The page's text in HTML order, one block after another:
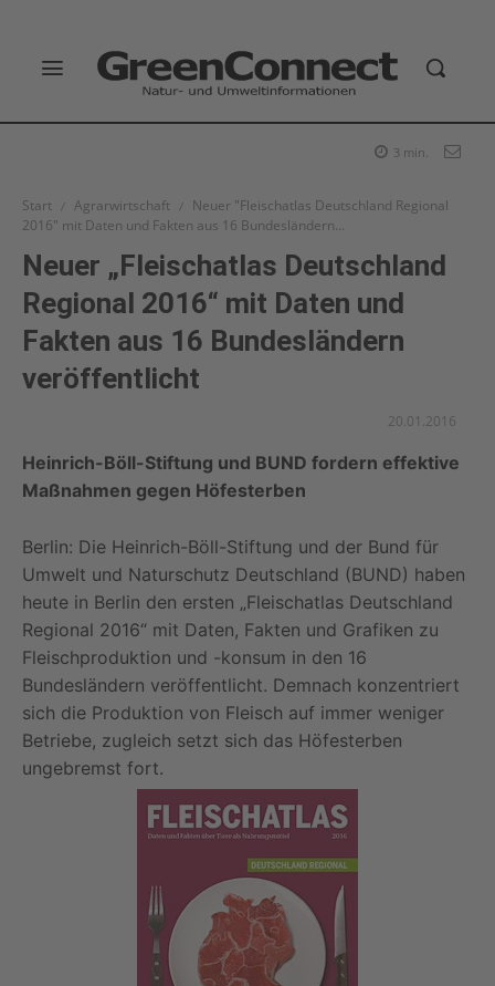
3 min.
Start Agrarwirtschaft
Neuer "Fleischatlas Deutschland Regional
2016" mit Daten und Fakten aus 16 Bundesländern...
Neuer „Fleischatlas Deutschland
Regional 2016“ mit Daten und
Fakten aus 16 Bundesländern
veröffentlicht
20.01.2016
Heinrich-Böll-Stiftung und BUND fordern effektive
Maßnahmen gegen Höfesterben
Berlin: Die Heinrich-Böll-Stiftung und der Bund für
Umwelt und Naturschutz Deutschland (BUND) haben
heute in Berlin den ersten „Fleischatlas Deutschland
Regional 2016“ mit Daten, Fakten und Grafiken zu
Fleischproduktion und -konsum in den 16
Bundesländern veröffentlicht. Demnach konzentriert
sich die Produktion von Fleisch auf immer weniger
Betriebe, zugleich setzt sich das Höfesterben
ungebremst fort.